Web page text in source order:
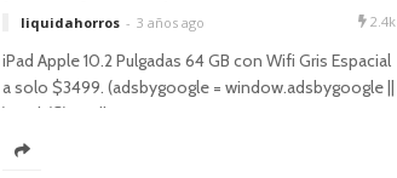
liquidahorros 3 años ago 2.4k
iPad Apple 10.2 Pulgadas 64 GB con Wifi Gris Espacial
a solo $3499. (adsbygoogle = window.adsbygoogle ||
).push({}); Se llega...